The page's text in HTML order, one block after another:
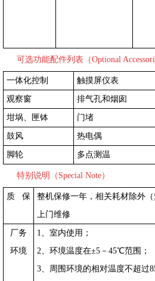
可选功能配件列表（Optional
一体化控制 触摸屏仪表
观察窗 排气孔和烟囱
坩埚、匣钵 门堵
鼓风 热电偶
脚轮 多点测温
特别说明（Special Note）
质 保 整机保修一年，相关耗材除外（
上门维修
厂务
环境
1
、室内使用；
2 、环境温度在±5－45℃范围；
3 、周围环境的相对温度不超过